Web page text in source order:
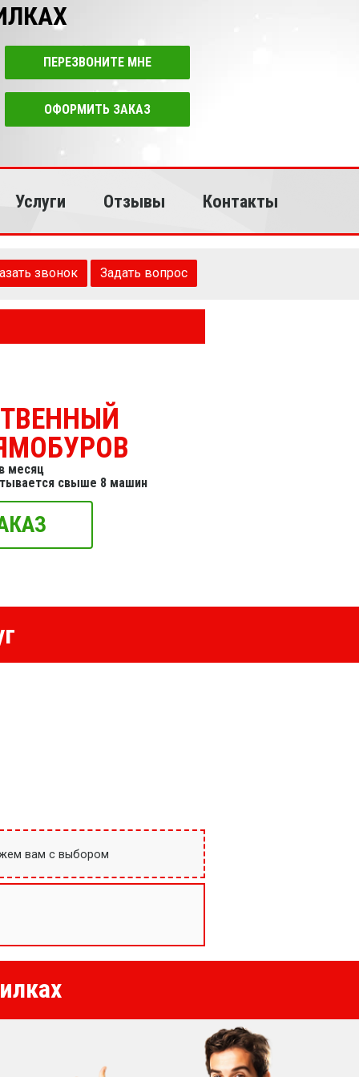
ПЕРЕЗВОНИТЕ МНЕ
ОФОРМИТЬ ЗАКАЗ
Услуги Отзывы Контакты
звонок Задать вопрос
месяц
свыше 8 машин
вам с выбором